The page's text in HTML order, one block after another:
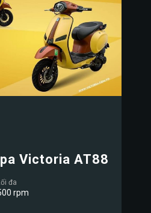
Victoria AT88
đa
rpm